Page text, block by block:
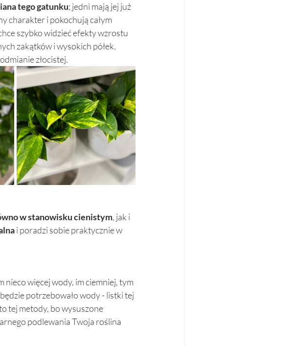
tego gatunku; jedni mają jej już
charakter i pokochują całym
szybko widzieć efekty wzrostu
zakątków i wysokich półek.
złocistej.
w stanowisku cienistym, jak i
i poradzi sobie praktycznie w
nieco więcej wody, im ciemniej, tym
potrzebowało wody - listki tej
tej metody, bo wysuszone
podlewania Twoja roślina